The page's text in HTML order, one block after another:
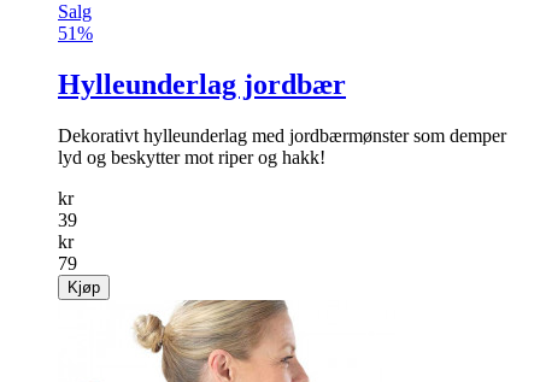
Salg
51%
Hylleunderlag jordbær
Dekorativt hylleunderlag med jordbærmønster som demper
lyd og beskytter mot riper og hakk!
kr
39
kr
79
Kjøp